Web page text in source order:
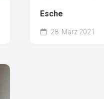
Esche
28. März 2021